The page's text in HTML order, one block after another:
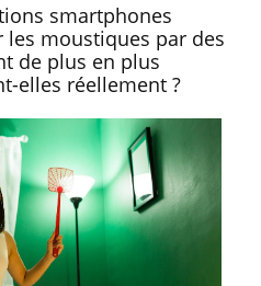
smartphones
moustiques par des
de plus en plus
elles réellement ?